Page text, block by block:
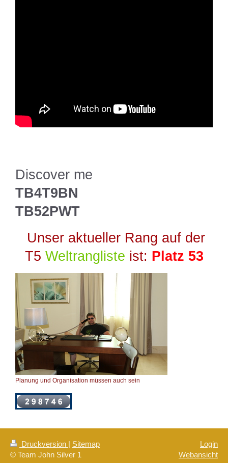
Discover me
TB4T9BN
TB52PWT
Unser aktueller Rang auf der
T5 Weltrangliste ist: Platz 53
Planung und Organisation müssen auch sein
Druckversion | Sitemap
© Team John Silver 1
Login
Webansicht